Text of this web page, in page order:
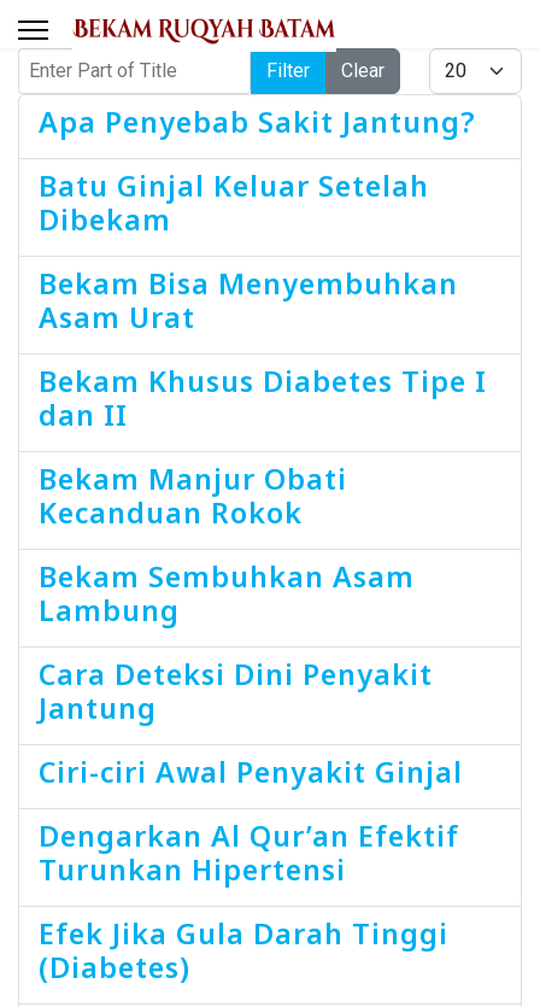
Enter Part of Title Filter Clear Display #
Apa Penyebab Sakit Jantung?
Batu Ginjal Keluar Setelah
Dibekam
Bekam Bisa Menyembuhkan
Asam Urat
Bekam Khusus Diabetes Tipe I
dan II
Bekam Manjur Obati
Kecanduan Rokok
Bekam Sembuhkan Asam
Lambung
Cara Deteksi Dini Penyakit
Jantung
Ciri-ciri Awal Penyakit Ginjal
Dengarkan Al Qur’an Efektif
Turunkan Hipertensi
Efek Jika Gula Darah Tinggi
(Diabetes)